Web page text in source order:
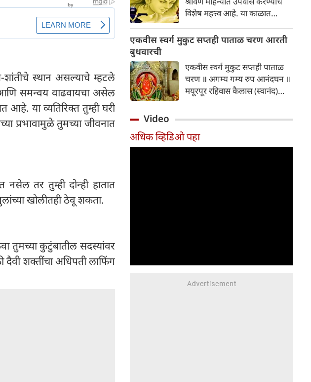
शांतीचे स्थान असल्याचे म्हटले
समन्वय वाढवायचा असेल
आहे. या व्यतिरिक्त तुम्ही घरी
प्रभावामुळे तुमच्या जीवनात
तर तुम्ही दोन्ही हातात
खोलीतही ठेवू शकता.
तुमच्या कुटुंबातील सदस्यांवर
शक्तींचा अधिपती लाफिंग
कशी करावी,
विशेष महत्त्व आहे. या काळात
आरोग्याच्या दृष्टीने महत्त्वाचे नियम
पाळले जातात:
एकवीस स्वर्ग मुकुट सप्तही पाताळ चरण आरती
बुधवारची
एकवीस स्वर्ग मुकुट सप्तही पाताळ
चरण ॥ अगम्य गम्य रुप आनंदघन ॥
मयूरपूर रहिवास कैलास (स्वानंद)
त्रिनयना ॥ कृपा अमृत घन भवताप
शमना ॥ उजळूं अष्टभावें आरति तव
Video
अधिक व्हिडिओ पहा